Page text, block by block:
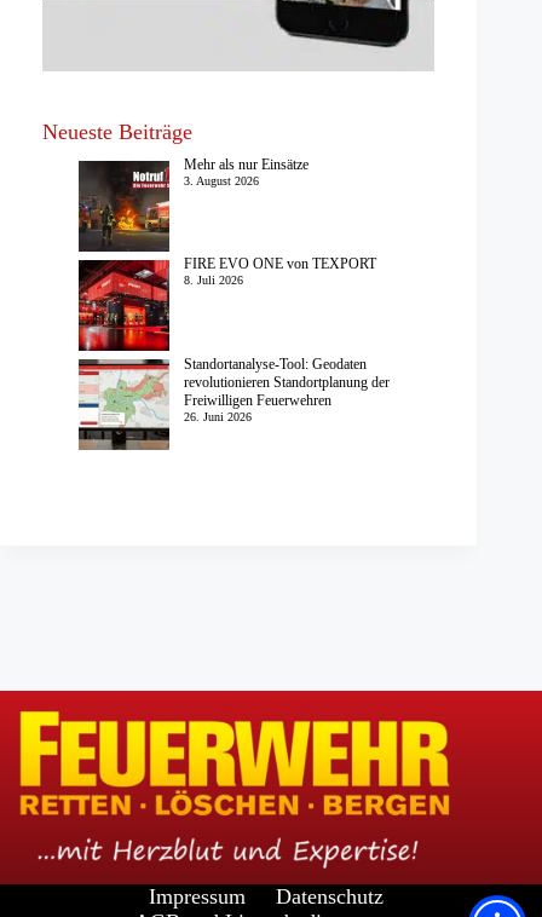
Neueste Beiträge
Mehr als nur Einsätze
3. August 2026
FIRE EVO ONE von TEXPORT
8. Juli 2026
Standortanalyse-Tool: Geodaten
revolutionieren Standortplanung der
Freiwilligen Feuerwehren
26. Juni 2026
Impressum
Datenschutz